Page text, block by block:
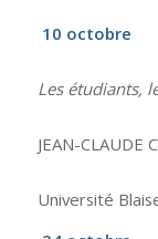
10 octobre
Les étudiants,
JEAN-CLAUDE
Université